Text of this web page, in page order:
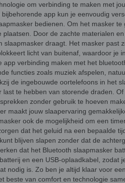
om verbinding te maken met
app kun je eenvoudig
bedienen. Om het masker te
Door de zachte materialen
slaapmasker draagt. Het masker past
licht van buitenaf, waardoor je
app verbinding maken met het
functies zoals muziek afspelen,
de ingebouwde oortelefoons in het
te hebben van storende draden.
zonder gebruik te hoeven
maakt jouw slaapervaring
ook de mogelijkheid om een
dat het geluid na een bepaalde
blijven slapen zonder dat de
dat het Bluetooth slaapmasker
en een USB-oplaadkabel, zodat
nodig is. Zo ben je altijd klaar voor
beste van comfort en technologie